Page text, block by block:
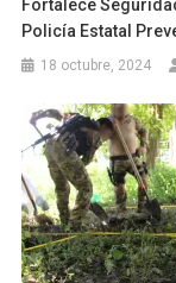
Fortalece
Policía Estatal
18 octubre, 2024